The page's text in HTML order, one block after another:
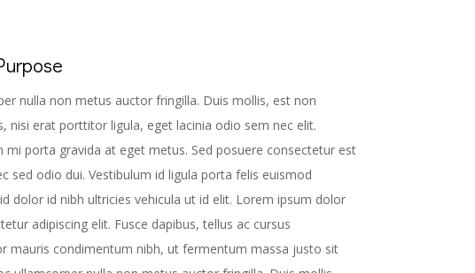
nulla non metus auctor fringilla. Duis mollis, est non
nisi erat porttitor ligula, eget lacinia odio sem nec elit.
mi porta gravida at eget metus. Sed posuere consectetur est
sed odio dui. Vestibulum id ligula porta felis euismod
dolor id nibh ultricies vehicula ut id elit. Lorem ipsum dolor
adipiscing elit. Fusce dapibus, tellus ac cursus
mauris condimentum nibh, ut fermentum massa justo sit